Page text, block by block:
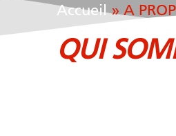
Accueil»A
QUI